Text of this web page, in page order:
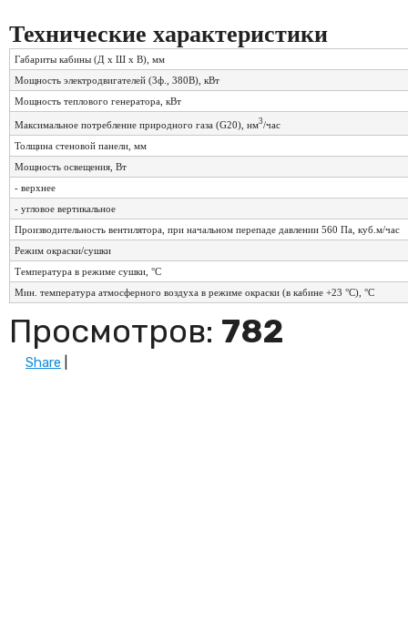
Технические характеристики
Габариты кабины (Д х Ш х В), мм
Мощность электродвигателей (3ф., 380В), кВт
Мощность теплового генератора, кВт
Максимальное потребление природного газа (G20), нм3/час
Толщина стеновой панели, мм
Мощность освещения, Вт
- верхнее
- угловое вертикальное
Производительность вентилятора, при начальном перепаде давлении 560 Па, куб.м/час
Режим окраски/сушки
Температура в режиме сушки, °С
Мин. температура атмосферного воздуха в режиме окраски (в кабине +23 °С), °С
Просмотров: 782
Share